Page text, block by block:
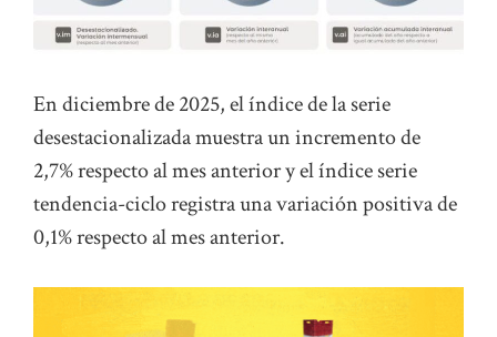
En diciembre de 2025, el índice de la serie
desestacionalizada muestra un incremento de
2,7% respecto al mes anterior y el índice serie
tendencia-ciclo registra una variación positiva de
0,1% respecto al mes anterior.